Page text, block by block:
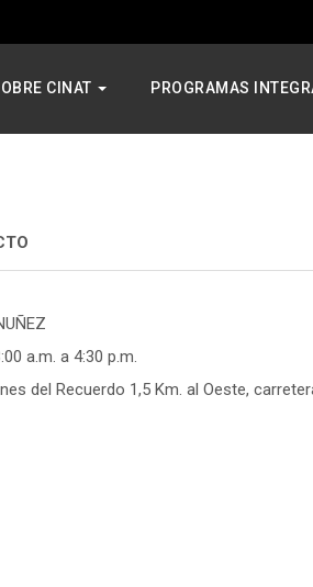
CINAT PROGRAMAS
a.m. a 4:30 p.m.
del Recuerdo 1,5 Km. al Oeste,